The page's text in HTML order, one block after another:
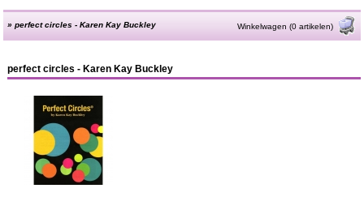
»perfect circles - Karen Kay Buckley Winkelwagen (0 artikelen)
perfect circles - Karen Kay Buckley